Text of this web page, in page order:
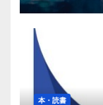
本・読書